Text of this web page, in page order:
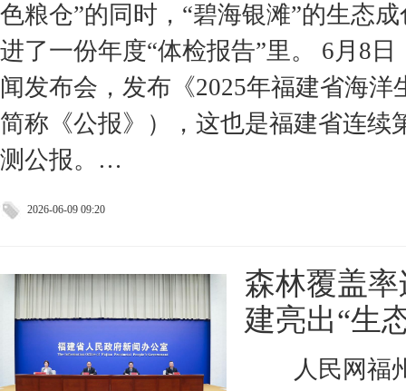
色粮仓”的同时，“碧海银滩”的生态
进了一份年度“体检报告”里。 6月8
闻发布会，发布《2025年福建省海
简称《公报》），这也是福建省连续
测公报。…
2026-06-09 09:20
森林覆盖
建亮出“生
人民网福